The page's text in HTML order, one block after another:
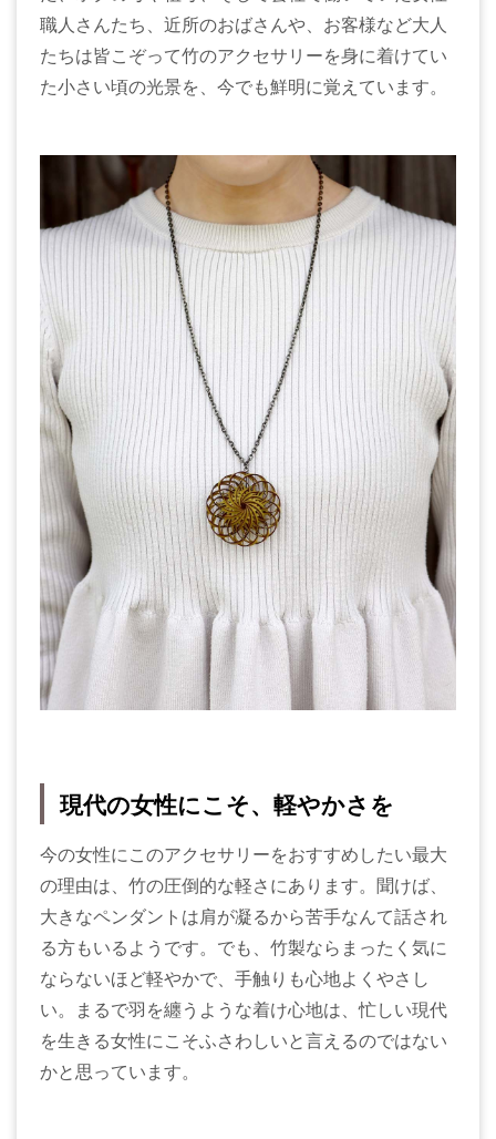
職人さんたち、近所のおばさんや、お客様など大人
たちは皆こぞって竹のアクセサリーを身に着けてい
た小さい頃の光景を、今でも鮮明に覚えています。
現代の女性にこそ、軽やかさを
今の女性にこのアクセサリーをおすすめしたい最大
の理由は、竹の圧倒的な軽さにあります。聞けば、
大きなペンダントは肩が凝るから苦手なんて話され
る方もいるようです。でも、竹製ならまったく気に
ならないほど軽やかで、手触りも心地よくやさし
い。まるで羽を纏うような着け心地は、忙しい現代
を生きる女性にこそふさわしいと言えるのではない
かと思っています。